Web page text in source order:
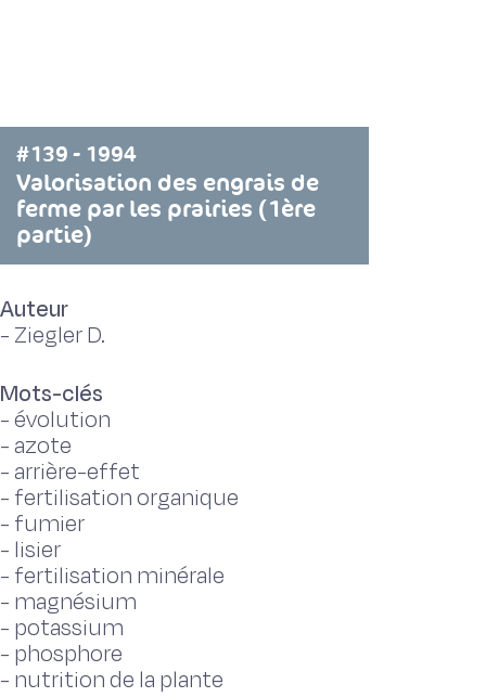
#139 - 1994
Valorisation des engrais de
ferme par les prairies (1ère
partie)
Auteur
- Ziegler D.
Mots-clés
-évolution
- azote
- arrière-effet
- fertilisation organique
- fumier
- lisier
- fertilisation minérale
- magnésium
- potassium
- phosphore
- nutrition de la plante